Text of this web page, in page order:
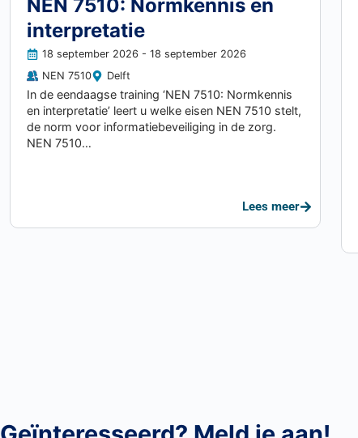
NEN 7510: Normkennis en
interpretatie
18 september 2026 - 18 september 2026
NEN 7510
Delft
In de eendaagse training ‘NEN 7510: Normkennis
en interpretatie’ leert u welke eisen NEN 7510 stelt,
de norm voor informatiebeveiliging in de zorg.
NEN 7510…
Lees meer